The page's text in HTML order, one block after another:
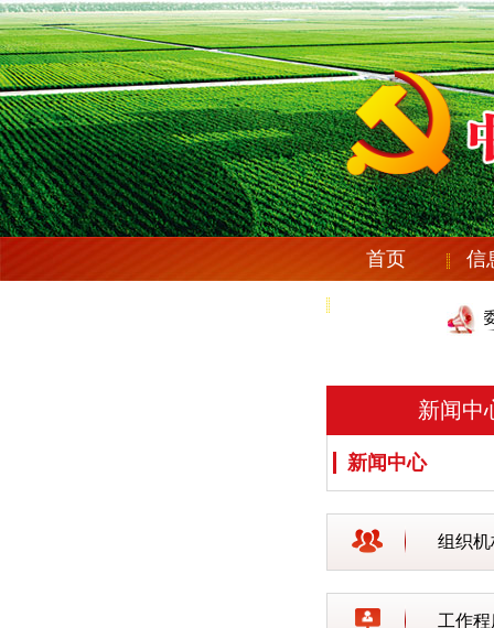
首页
信
庆安县纪委机关党
庆安县纪委机关党
新闻中
新闻中心
组织机
工作